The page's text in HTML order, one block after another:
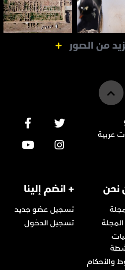
من الصور
عربية
نحن
والأحكام
+ انضم إلينا
تسجيل عضو جديد
تسجيل الدخول